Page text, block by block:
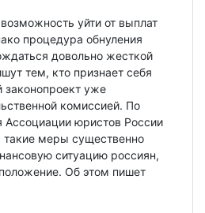
уйти от выплат
процедура обнуления
довольно жесткой
тем, кто признает себя
уже
комиссией. По
Ассоциации юристов России
такие меры существенно
ситуацию россиян,
Об этом пишет